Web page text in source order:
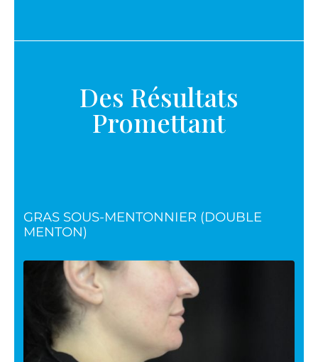
Des Résultats
Promettant
GRAS SOUS-MENTONNIER (DOUBLE
MENTON)